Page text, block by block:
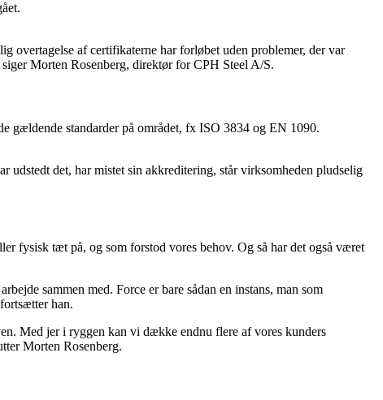
overtagelse af certifikaterne har forløbet uden problemer, der var
Morten Rosenberg, direktør for CPH Steel A/S.
gældende standarder på området, fx ISO 3834 og EN 1090.
det, har mistet sin akkreditering, står virksomheden pludselig
fysisk tæt på, og som forstod vores behov. Og så har det også været
sammen med. Force er bare sådan en instans, man som
han.
Med jer i ryggen kan vi dække endnu flere af vores kunders
Morten Rosenberg.